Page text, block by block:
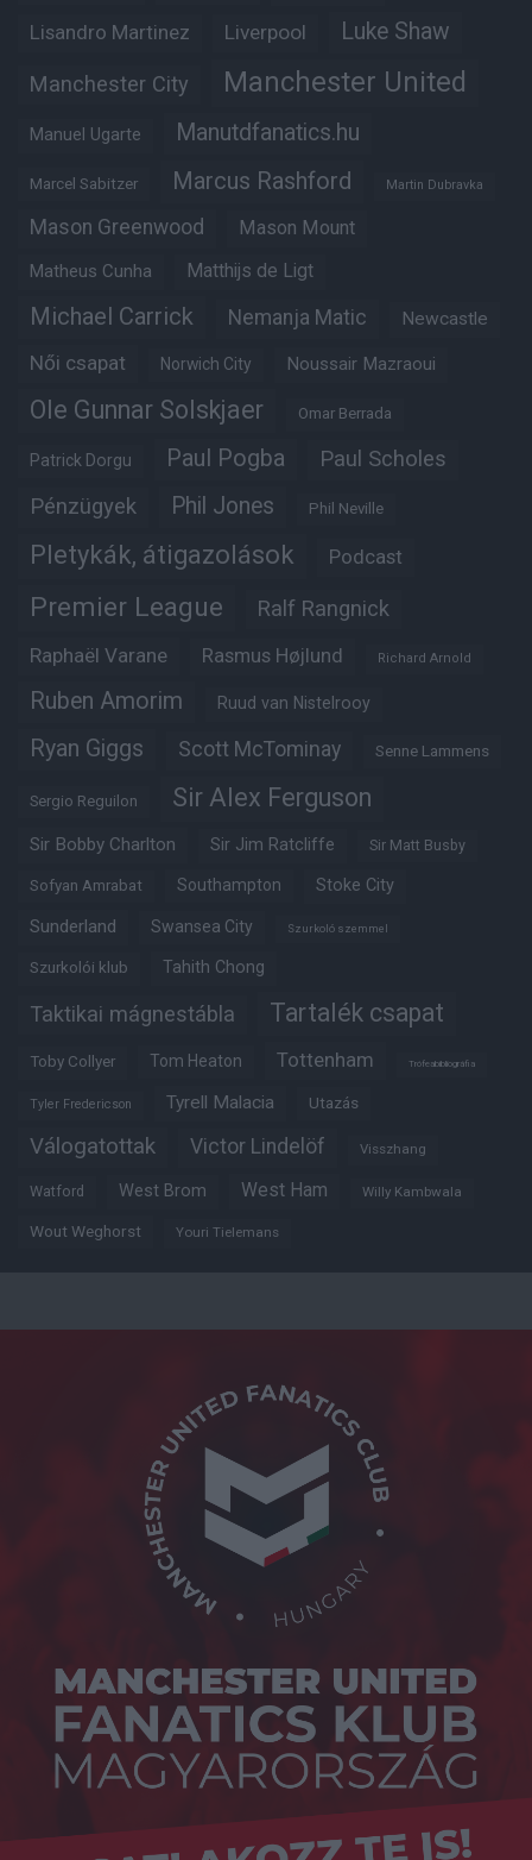
Lisandro Martinez Liverpool Luke Shaw
Manchester City Manchester United
Manuel Ugarte Manutdfanatics.hu
Marcel Sabitzer Marcus Rashford Martin Dubravka
Mason Greenwood Mason Mount
Matheus Cunha Matthijs de Ligt
Michael Carrick Nemanja Matic Newcastle
Női csapat Norwich City Noussair Mazraoui
Ole Gunnar Solskjaer Omar Berrada
Patrick Dorgu Paul Pogba Paul Scholes
Pénzügyek Phil Jones Phil Neville
Pletykák, átigazolások Podcast
Premier League Ralf Rangnick
Raphaël Varane Rasmus Højlund Richard Arnold
Ruben Amorim Ruud van Nistelrooy
Ryan Giggs Scott McTominay Senne Lammens
Sergio Reguilon Sir Alex Ferguson
Sir Bobby Charlton Sir Jim Ratcliffe Sir Matt Busby
Sofyan Amrabat Southampton Stoke City
Sunderland Swansea City Szurkoló szemmel
Szurkolói klub Tahith Chong
Taktikai mágnestábla Tartalék csapat
Toby Collyer Tom Heaton Tottenham Trófeabibliográfia
Tyler Fredericson Tyrell Malacia Utazás
Válogatottak Victor Lindelöf Visszhang
Watford West Brom West Ham Willy Kambwala
Wout Weghorst Youri Tielemans